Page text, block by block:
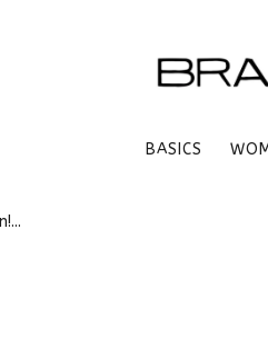
BASICS